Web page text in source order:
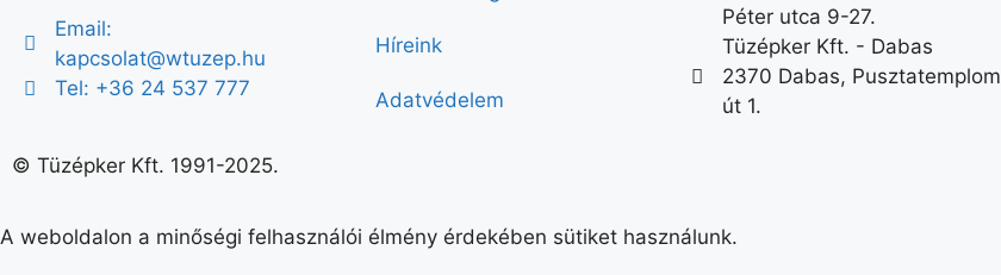
Email:
kapcsolat@wtuzep.hu
Tel: +36 24 537 777
Híreink
Adatvédelem
Péter utca 9-27.
Tüzépker Kft. - Dabas
2370 Dabas, Pusztatemplom
út 1.
© Tüzépker Kft. 1991-2025.
A weboldalon a minőségi felhasználói élmény érdekében sütiket használunk.